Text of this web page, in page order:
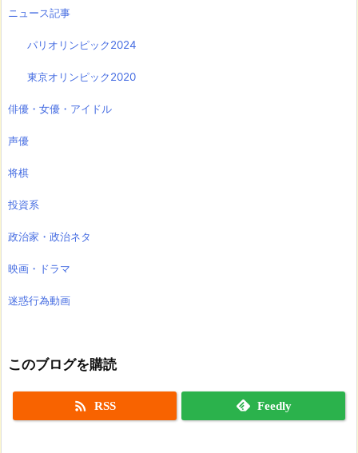
ニュース記事
パリオリンピック2024
東京オリンピック2020
俳優・女優・アイドル
声優
将棋
投資系
政治家・政治ネタ
映画・ドラマ
迷惑行為動画
このブログを購読
 RSS Feedly